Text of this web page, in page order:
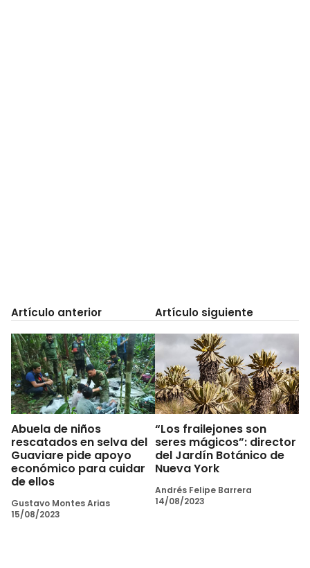
Artículo anterior
Abuela de niños
rescatados en selva del
Guaviare pide apoyo
económico para cuidar
de ellos
Gustavo Montes Arias
15/08/2023
Artículo siguiente
“Los frailejones son
seres mágicos”: director
del Jardín Botánico de
Nueva York
Andrés Felipe Barrera
14/08/2023